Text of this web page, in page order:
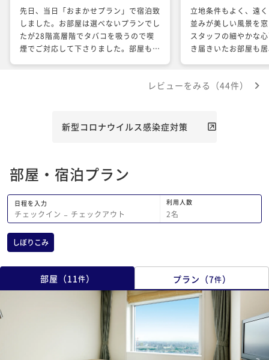
先日、当日「おまかせプラン」で宿泊致
しました。お部屋は選べないプランでし
たが28階高層階でタバコを吸うので喫
煙でご対応して下さりました。部屋もキ
テル内の立柱も空いており、大型セダン
また、泊まりたいと思えるホテルです。
立地条件もよく、遠
並みが美しい風景を
スタッフの細やかな
き届きいたお部屋も
数々の昭和なおつま
ありがとうございま
レビューをみる（44件）
新型コロナウイルス感染症対策
部屋・宿泊プラン
日程を入力
チェックイン − チェックアウト
利用人数
2名
しぼりこみ
部屋 （11 件） プラン （7件）